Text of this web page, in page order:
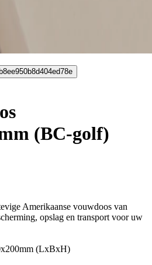
(BC-golf)
Amerikaanse vouwdoos van
opslag en transport voor uw
(LxBxH)